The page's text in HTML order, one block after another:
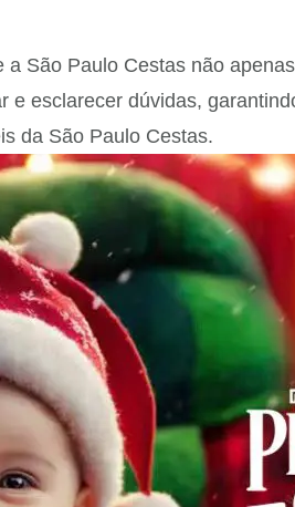
São Paulo Cestas não
esclarecer dúvidas,
da São Paulo Cestas.